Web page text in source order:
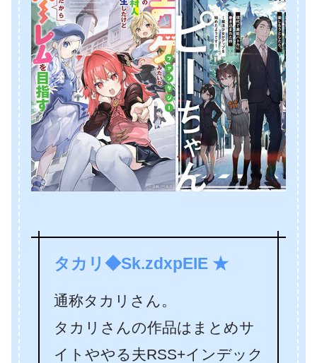
タカリ◆Sk.zdxpEIE ★
通称タカリさん。
タカリさんの作品はまとめサ
イトややる夫RSS+インデック